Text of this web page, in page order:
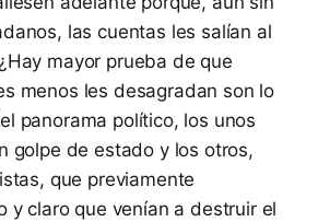
las cuentas les salían al
mayor prueba de que
menos les desagradan son lo
panorama político, los unos
golpe de estado y los otros,
que previamente
y claro que venían a destruir el